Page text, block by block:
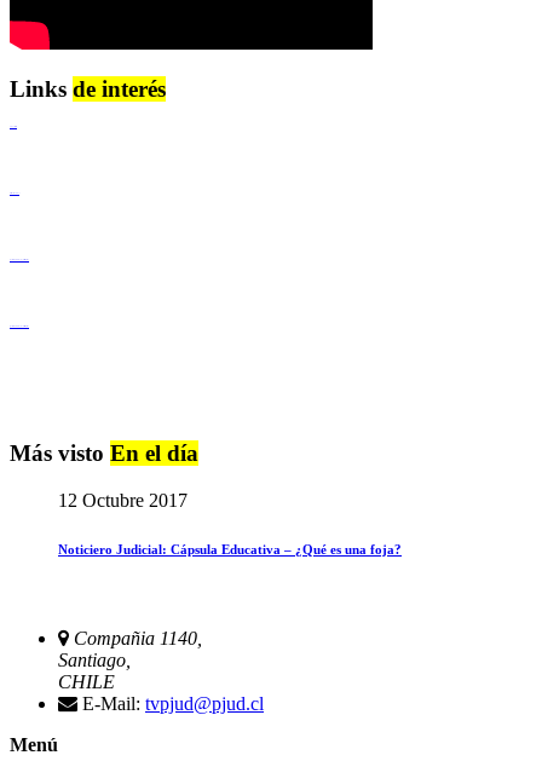
Links de interés
Más visto En el día
12 Octubre 2017
Noticiero Judicial: Cápsula Educativa – ¿Qué es una foja?
Compañia 1140,
Santiago,
CHILE
E-Mail: tvpjud@pjud.cl
Menú